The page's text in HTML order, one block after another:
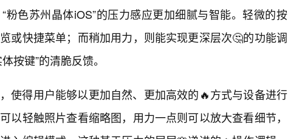
粉色苏州晶体iOS”的压力感应更加细腻与智能。轻微的按
或快捷菜单；而稍加用力，则能实现更深层次🤔的功能调
按键”的清脆反馈。
使得用户能够以更加自然、更加高效的🔥方式与设备进行
以轻触照片查看缩略图，用力一点则可以放大查看细节，